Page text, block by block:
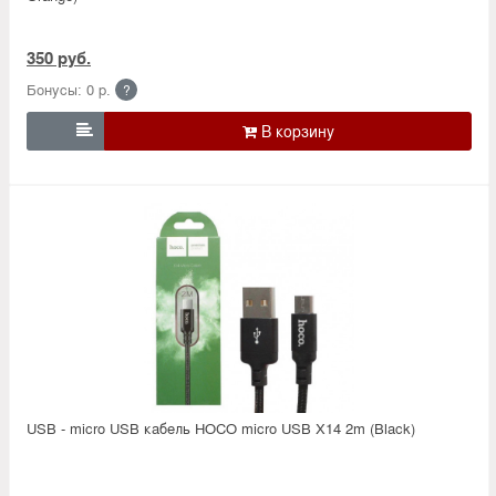
350 руб.
Бонусы: 0 р. ?

USB - micro USB кабель HOCO micro USB X14 2m (Black)